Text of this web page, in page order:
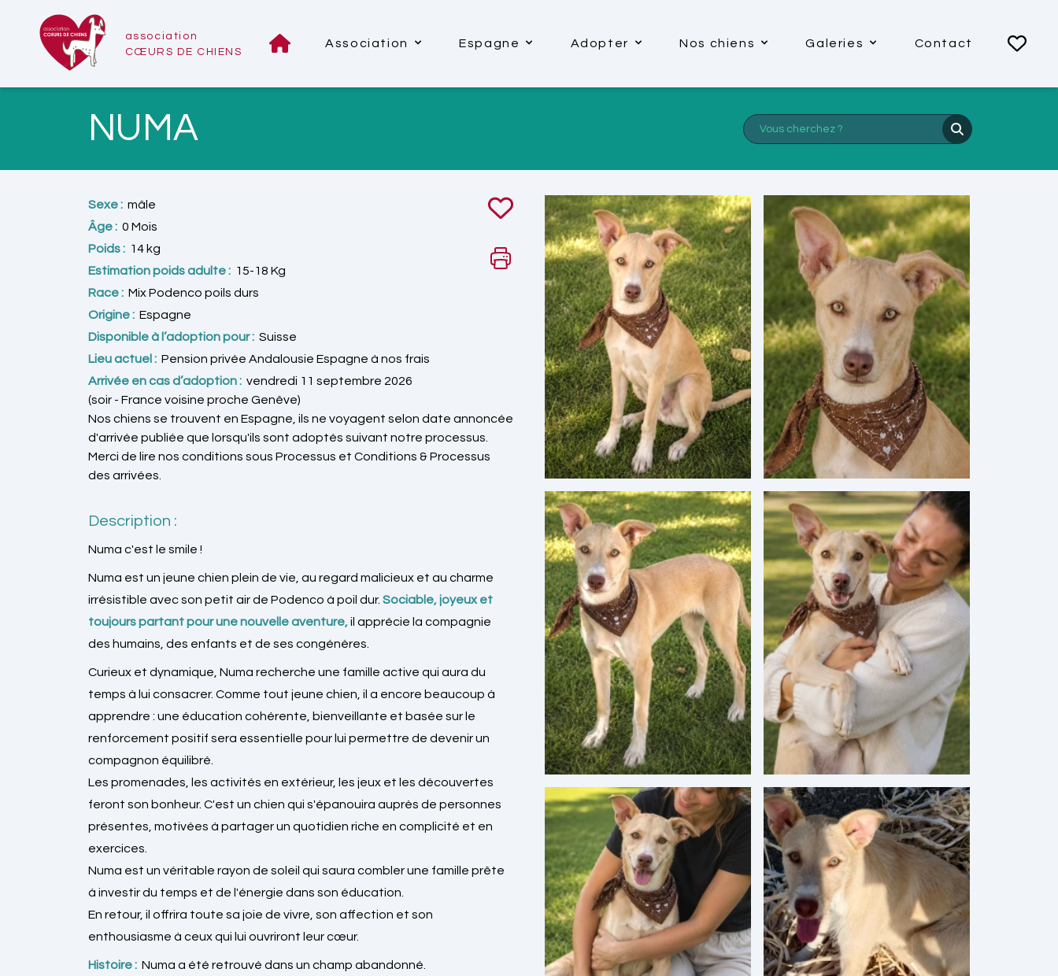
association
CŒURS DE CHIENS
Association Espagne Adopter Nos chiens Galeries Contact
NUMA
Sexe : mâle
Âge : 0 Mois
Poids : 14 kg
Estimation poids adulte : 15-18 Kg
Race : Mix Podenco poils durs
Origine : Espagne
Disponible à l’adoption pour : Suisse
Lieu actuel : Pension privée Andalousie Espagne à nos frais
Arrivée en cas d’adoption : vendredi 11 septembre 2026
(soir - France voisine proche Genêve)
Nos chiens se trouvent en Espagne, ils ne voyagent selon date annoncée
d'arrivée publiée que lorsqu'ils sont adoptés suivant notre processus.
Merci de lire nos conditions sous Processus et Conditions & Processus
des arrivées.
Description :
Numa c'est le smile !
Numa est un jeune chien plein de vie, au regard malicieux et au charme
irrésistible avec son petit air de Podenco à poil dur. Sociable, joyeux et
toujours partant pour une nouvelle aventure,il apprécie la compagnie
des humains, des enfants et de ses congénères.
Curieux et dynamique, Numa recherche une famille active qui aura du
temps à lui consacrer. Comme tout jeune chien, il a encore beaucoup à
apprendre : une éducation cohérente, bienveillante et basée sur le
renforcement positif sera essentielle pour lui permettre de devenir un
compagnon équilibré.
Les promenades, les activités en extérieur, les jeux et les découvertes
feront son bonheur. C'est un chien qui s'épanouira auprès de personnes
présentes, motivées à partager un quotidien riche en complicité et en
exercices.
Numa est un véritable rayon de soleil qui saura combler une famille prête
à investir du temps et de l'énergie dans son éducation.
En retour, il offrira toute sa joie de vivre, son affection et son
enthousiasme à ceux qui lui ouvriront leur cœur.
Histoire : Numa a été retrouvé dans un champ abandonné.